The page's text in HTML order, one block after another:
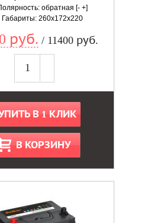
обратная [- +]
Габариты: 260x172x220
руб. / 11400 руб.
В 1 КЛИК
В КОРЗИНУ